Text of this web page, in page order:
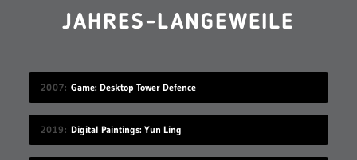
JAHRES-LANGEWEILE
2007 Game: Desktop Tower Defence
2019 Digital Paintings: Yun Ling